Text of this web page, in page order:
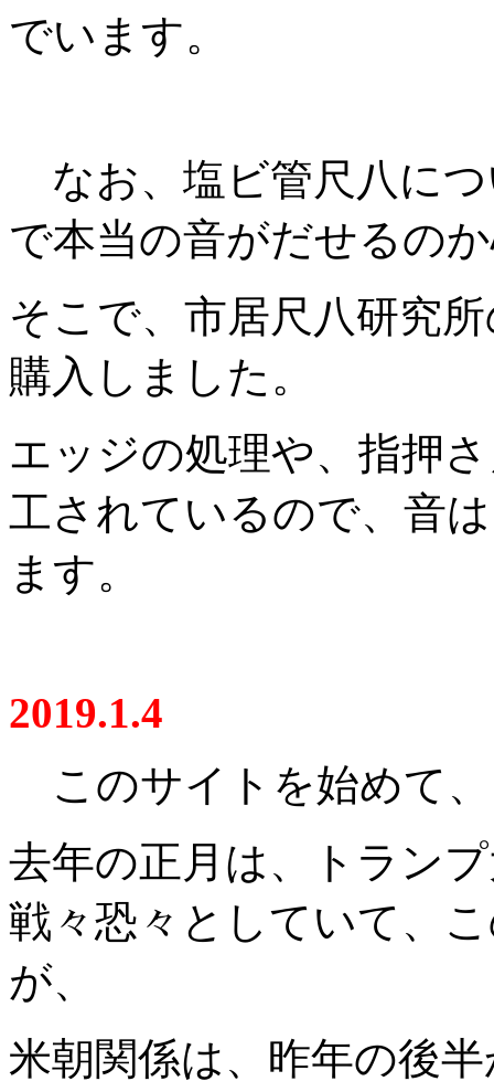
でいます。
なお、塩ビ管尺八に
で本当の音がだせるの
そこで、市居尺八研究
購入しました。
エッジの処理や、指押
工されているので、音
ます。
2019.1.4
このサイトを始めて
去年の正月は、トラン
戦々恐々としていて、
が、
米朝関係は、昨年の後